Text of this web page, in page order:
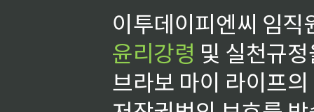
이투데이피엔씨 임
윤리강령 및 실천규
브라보 마이 라이프